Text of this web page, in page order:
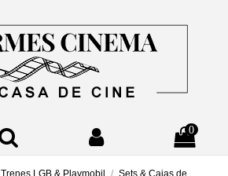
0
Trenes LGB & Playmobil
Sets & Cajas de